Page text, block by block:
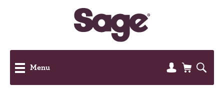
Menu